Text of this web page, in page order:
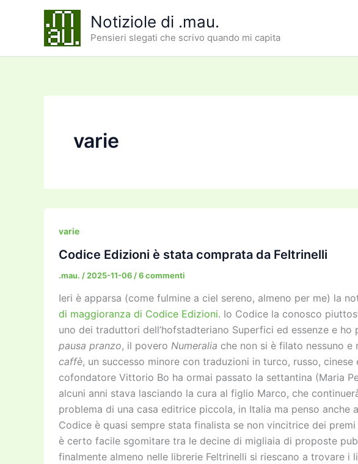
Notiziole di .mau.
Pensieri slegati che scrivo quando mi capita
varie
varie
Codice Edizioni è stata comprata da Feltrinelli
.mau. / 2025-11-06 /6 commenti
Ieri è apparsa (come fulmine a ciel sereno, almeno per me) la
di maggioranza di Codice Edizioni. Io Codice la conosco
uno dei traduttori dell’hofstadteriano Superfici ed essenze e
pausa pranzo, il povero Numeralia che non si è filato nessuno e
caffè, un successo minore con traduzioni in turco, russo, cinese
cofondatore Vittorio Bo ha ormai passato la settantina (Maria
alcuni anni stava lasciando la cura al figlio Marco, che
problema di una casa editrice piccola, in Italia ma penso anche
Codice è quasi sempre stata finalista se non vincitrice dei
è certo facile sgomitare tra le decine di migliaia di proposte
finalmente almeno nelle librerie Feltrinelli si riescano a trovare i